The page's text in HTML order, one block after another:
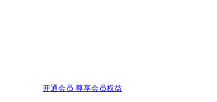
开通会员 尊享会员权益